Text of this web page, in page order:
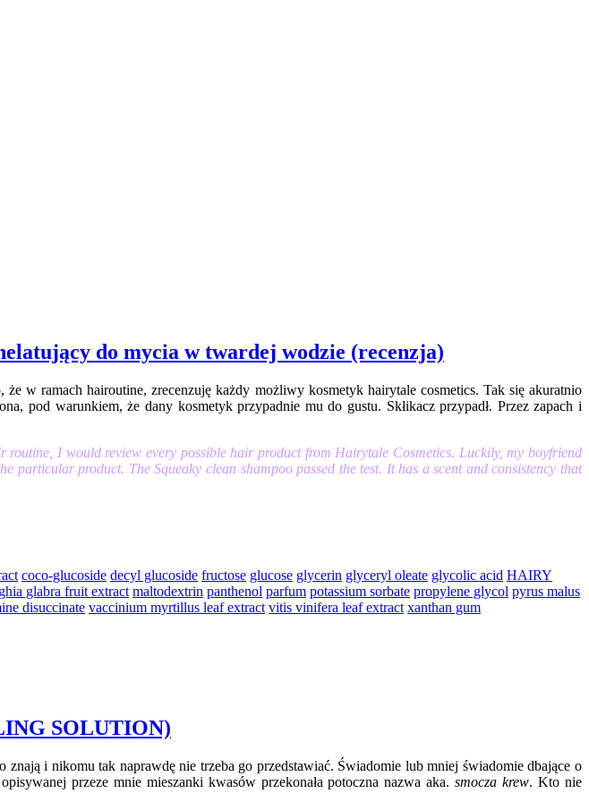
do mycia w twardej wodzie (recenzja)
w ramach hairoutine, zrecenzuję każdy możliwy kosmetyk hairytale cosmetics. Tak się akuratnio
pod warunkiem, że dany kosmetyk przypadnie mu do gustu. Skłikacz przypadł. Przez zapach i
I would review every possible hair product from Hairytale Cosmetics. Luckily, my boyfriend
product. The Squeaky clean shampoo passed the test. It has a scent and consistency that
coco-glucoside decyl glucoside fructose glucose glycerin glyceryl oleate glycolic acid HAIRY
glabra fruit extract maltodextrin panthenol parfum potassium sorbate propylene glycol pyrus malus
disuccinate vaccinium myrtillus leaf extract vitis vinifera leaf extract xanthan gum
SOLUTION)
i nikomu tak naprawdę nie trzeba go przedstawiać. Świadomie lub mniej świadomie dbające o
przeze mnie mieszanki kwasów przekonała potoczna nazwa aka.smocza krew. Kto nie